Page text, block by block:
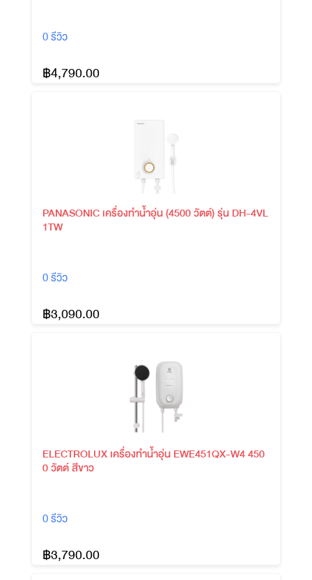
0 รีวิว
฿4,790.00
PANASONIC เครื่องทำน้ำอุ่น (4500 วัตต์) รุ่น DH-4VL
1TW
0 รีวิว
฿3,090.00
ELECTROLUX เครื่องทำน้ำอุ่น EWE451QX-W4 450
0 วัตต์ สีขาว
0 รีวิว
฿3,790.00